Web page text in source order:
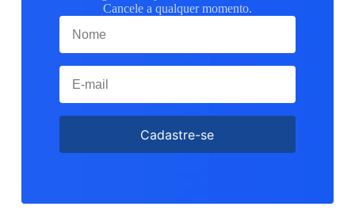
Cancele a qualquer momento.
Cadastre-se